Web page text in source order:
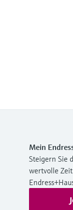
Mein
Steigern Sie
wertvolle